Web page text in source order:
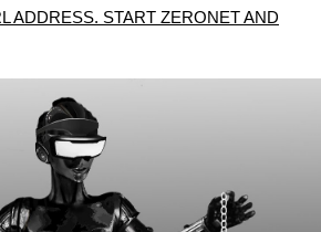
ADDRESS. START ZERONET AND